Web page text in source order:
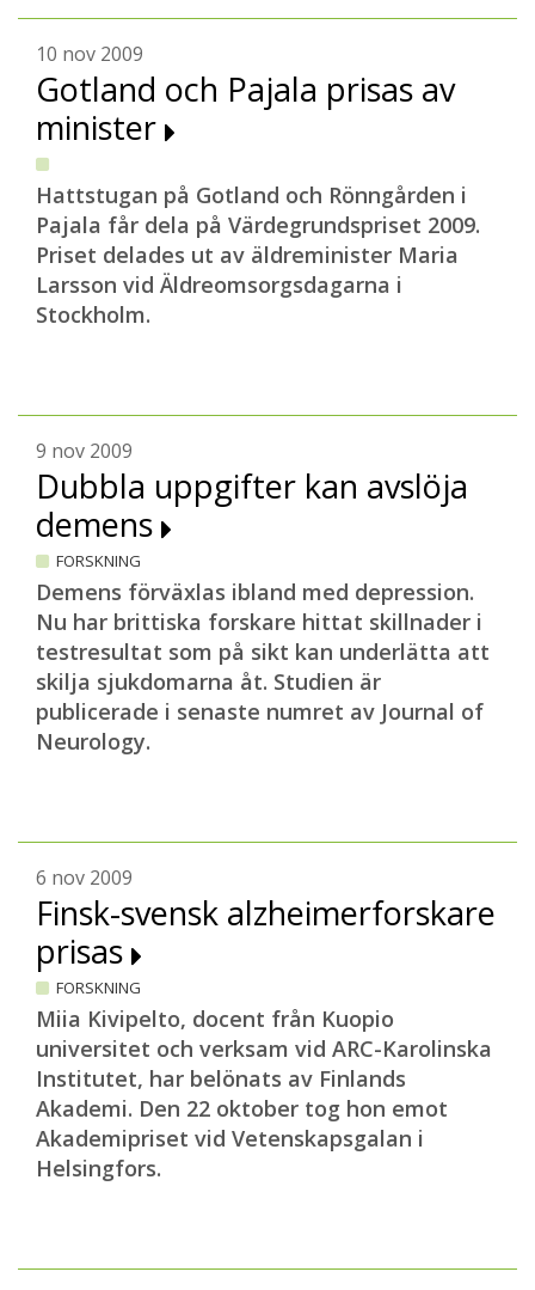
10 nov 2009
Gotland och Pajala prisas av
minister
Hattstugan på Gotland och Rönngården i
Pajala får dela på Värdegrundspriset 2009.
Priset delades ut av äldreminister Maria
Larsson vid Äldreomsorgsdagarna i
Stockholm.
9 nov 2009
Dubbla uppgifter kan avslöja
demens
FORSKNING
Demens förväxlas ibland med depression.
Nu har brittiska forskare hittat skillnader i
testresultat som på sikt kan underlätta att
skilja sjukdomarna åt. Studien är
publicerade i senaste numret av Journal of
Neurology.
6 nov 2009
Finsk-svensk alzheimerforskare
prisas
FORSKNING
Miia Kivipelto, docent från Kuopio
universitet och verksam vid ARC-Karolinska
Institutet, har belönats av Finlands
Akademi. Den 22 oktober tog hon emot
Akademipriset vid Vetenskapsgalan i
Helsingfors.